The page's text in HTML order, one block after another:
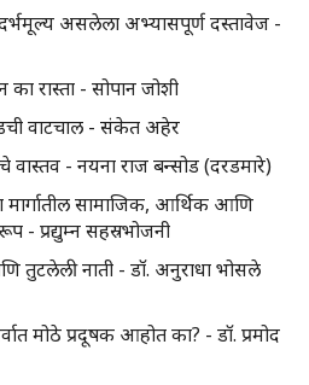
असलेला अभ्यासपूर्ण दस्तावेज -
रास्ता - सोपान जोशी
वाटचाल - संकेत अहेर
वास्तव - नयना राज बन्सोड (दरडमारे)
मार्गातील सामाजिक, आर्थिक आणि
- प्रद्युम्न सहस्रभोजनी
तुटलेली नाती - डॉ. अनुराधा भोसले
मोठे प्रदूषक आहोत का? - डॉ. प्रमोद